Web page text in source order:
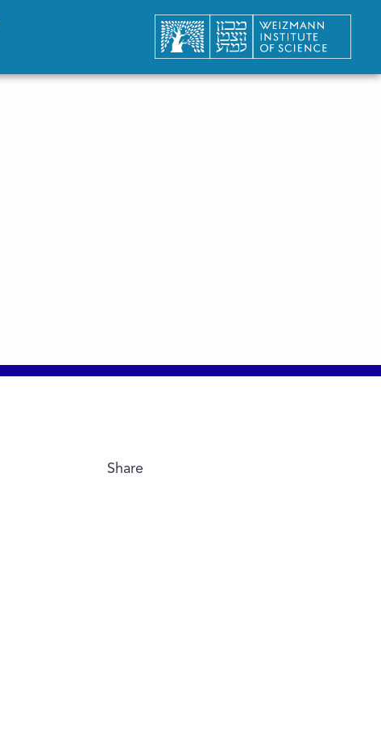
Share